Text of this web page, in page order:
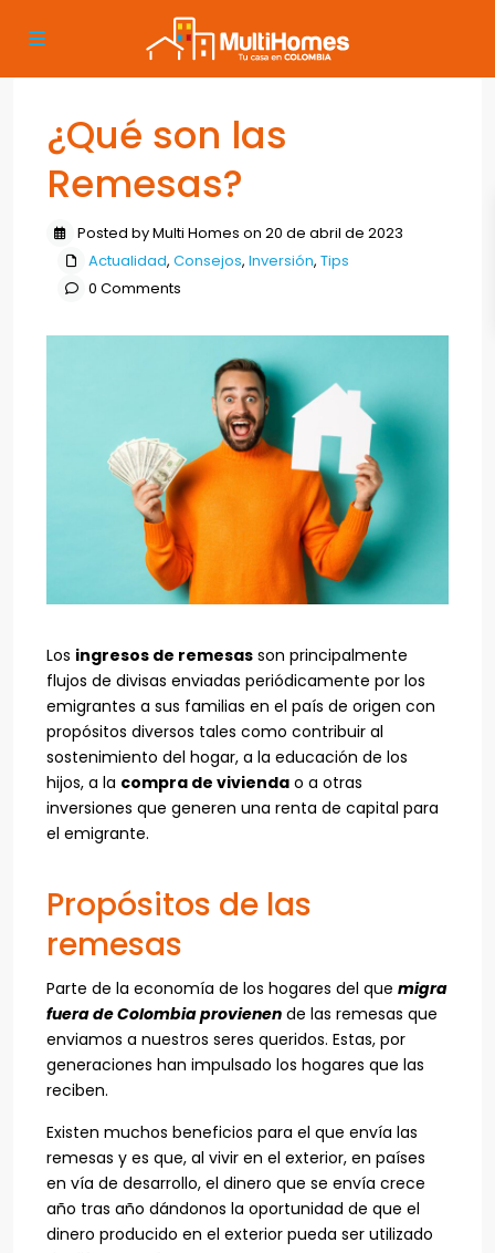
¿Qué son las
Remesas?
Posted by Multi Homes on 20 de abril de 2023
Actualidad, Consejos, Inversión, Tips
0 Comments
Los ingresos de remesas son principalmente
flujos de divisas enviadas periódicamente por los
emigrantes a sus familias en el país de origen con
propósitos diversos tales como contribuir al
sostenimiento del hogar, a la educación de los
hijos, a la compra de vivienda o a otras
inversiones que generen una renta de capital para
el emigrante.
Propósitos de las
remesas
Parte de la economía de los hogares del que migra
fuera de Colombia provienen de las remesas que
enviamos a nuestros seres queridos. Estas, por
generaciones han impulsado los hogares que las
reciben.
Existen muchos beneficios para el que envía las
remesas y es que, al vivir en el exterior, en países
en vía de desarrollo, el dinero que se envía crece
año tras año dándonos la oportunidad de que el
dinero producido en el exterior pueda ser utilizado